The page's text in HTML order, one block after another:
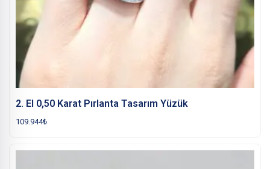
2. El 0,50 Karat Pırlanta Tasarım Yüzük
109.944₺